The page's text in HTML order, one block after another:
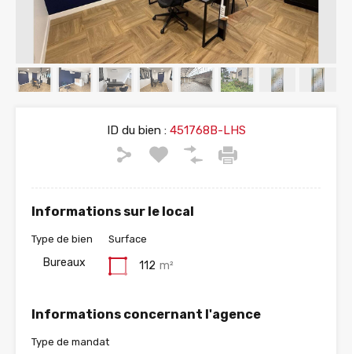
ID du bien :451768B-LHS
Informations sur le local
Type de bien
Bureaux
Surface
112 m²
Informations concernant l'agence
Type de mandat